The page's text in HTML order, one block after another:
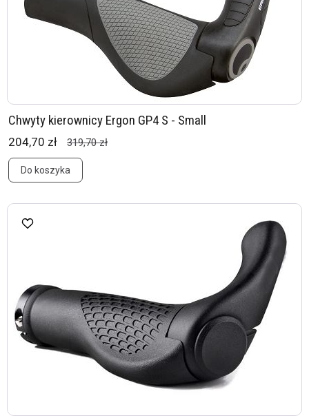
Chwyty kierownicy Ergon GP4 S - Small
204,70 zł 319,70 zł
Do koszyka